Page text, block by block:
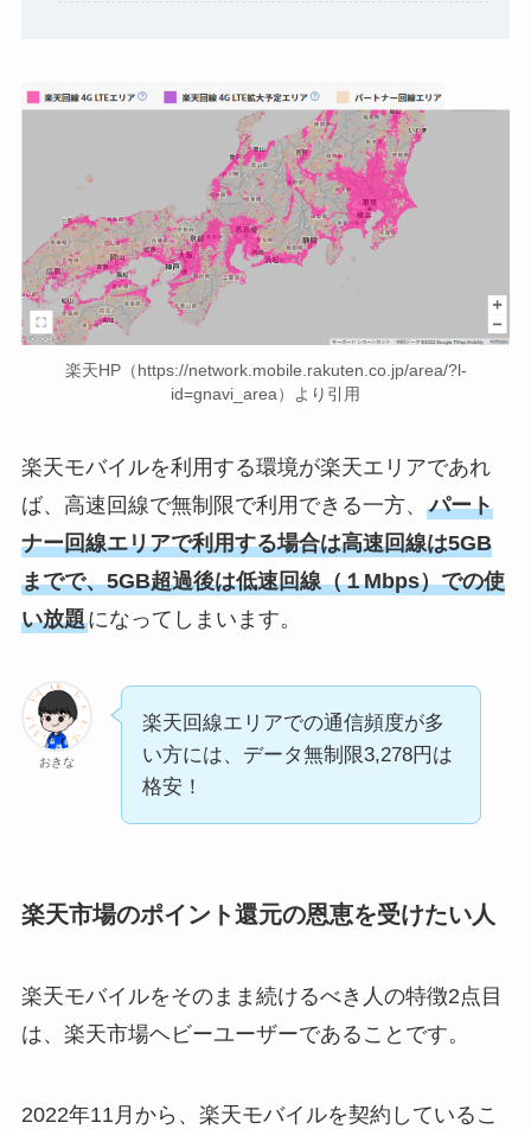
楽天HP（https://network.mobile.rakuten.co.jp/area/?l-
id=gnavi_area）より引用
楽天モバイルを利用する環境が楽天エリアであれ
ば、高速回線で無制限で利用できる一方、 パート
ナー回線エリアで利用する場合は高速回線は5GB
までで、5GB超過後は低速回線（１Mbps）での使
い放題になってしまいます。
おきな
楽天回線エリアでの通信頻度が多
い方には、データ無制限3,278円は
格安！
楽天市場のポイント還元の恩恵を受けたい人
楽天モバイルをそのまま続けるべき人の特徴2点目
は、楽天市場ヘビーユーザーであることです。
2022年11月から、楽天モバイルを契約しているこ